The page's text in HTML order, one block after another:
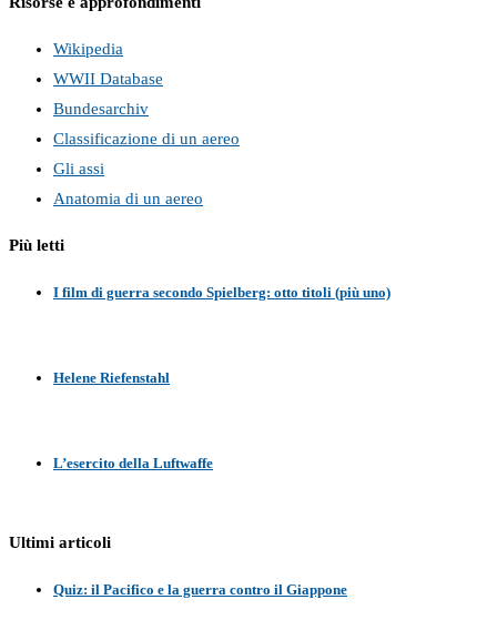
Wikipedia
WWII Database
Bundesarchiv
Classificazione di un aereo
Gli assi
Anatomia di un aereo
Più letti
I film di guerra secondo Spielberg: otto titoli (più uno)
Helene Riefenstahl
L’esercito della Luftwaffe
Ultimi articoli
Quiz: il Pacifico e la guerra contro il Giappone